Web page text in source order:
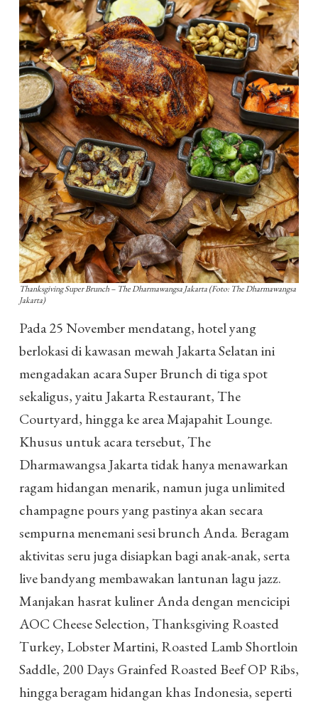
Thanksgiving Super Brunch – The Dharmawangsa Jakarta (Foto: The Dharmawangsa
Jakarta)
Pada 25 November mendatang, hotel yang
berlokasi di kawasan mewah Jakarta Selatan ini
mengadakan acara Super Brunch di tiga spot
sekaligus, yaitu Jakarta Restaurant, The
Courtyard, hingga ke area Majapahit Lounge.
Khusus untuk acara tersebut, The
Dharmawangsa Jakarta tidak hanya menawarkan
ragam hidangan menarik, namun juga unlimited
champagne pours yang pastinya akan secara
sempurna menemani sesi brunch Anda. Beragam
aktivitas seru juga disiapkan bagi anak-anak, serta
live bandyang membawakan lantunan lagu jazz.
Manjakan hasrat kuliner Anda dengan mencicipi
AOC Cheese Selection, Thanksgiving Roasted
Turkey, Lobster Martini, Roasted Lamb Shortloin
Saddle, 200 Days Grainfed Roasted Beef OP Ribs,
hingga beragam hidangan khas Indonesia, seperti